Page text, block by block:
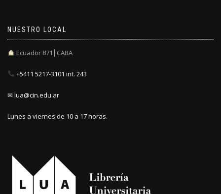
NUESTRO LOCAL
Ecuador 871┃CABA
+5411 5217-3101 int. 243
✉ lua@cin.edu.ar
Lunes a viernes de 10 a 17 horas.